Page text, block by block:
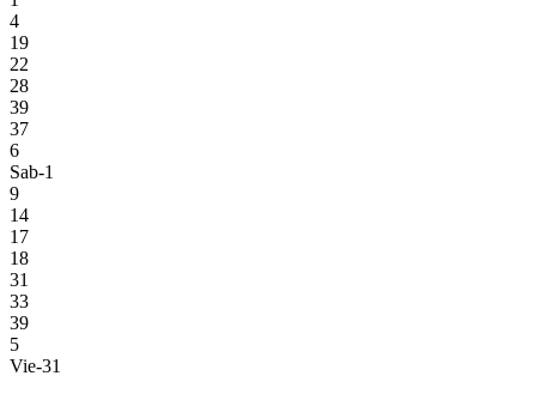
4
19
22
28
39
37
6
Sab-1
9
14
17
18
31
33
39
5
Vie-31